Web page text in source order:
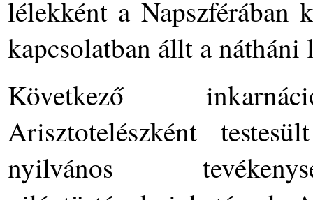
lélekként a Napszférában
kapcsolatban állt a
Következő
Arisztotelészként
nyilvános